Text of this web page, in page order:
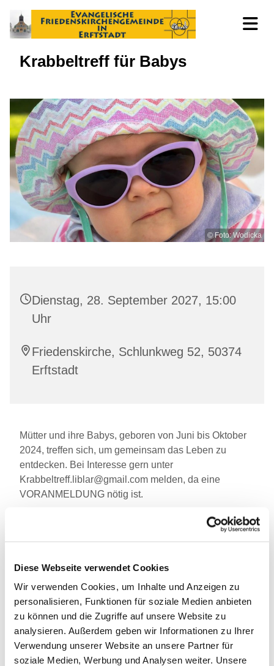
Diese Webseite verwendet Cookies
Wir verwenden Cookies, um Inhalte und Anzeigen zu
personalisieren, Funktionen für soziale Medien anbieten
zu können und die Zugriffe auf unsere Website zu
analysieren. Außerdem geben wir Informationen zu Ihrer
Verwendung unserer Website an unsere Partner für
soziale Medien, Werbung und Analysen weiter. Unsere
Krabbeltreff für Babys
© Foto: Wodicka
Dienstag, 28. September 2027, 15:00
Uhr
Friedenskirche, Schlunkweg 52, 50374
Erftstadt
Mütter und ihre Babys, geboren von Juni bis Oktober
2024, treffen sich, um gemeinsam das Leben zu
entdecken. Bei Interesse gern unter
Krabbeltreff.liblar@gmail.com melden, da eine
VORANMELDUNG nötig ist.